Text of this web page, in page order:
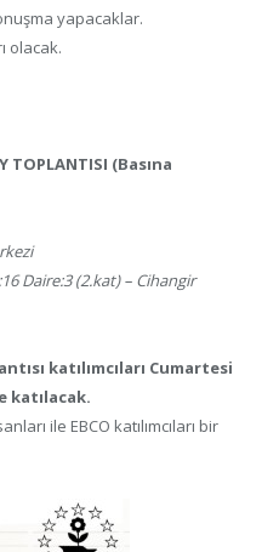
yapacaklar.
olacak.
TOPLANTISI (Basına
Daire:3 (2.kat) – Cihangir
katılımcıları Cumartesi
katılacak.
ile EBCO katılımcıları bir